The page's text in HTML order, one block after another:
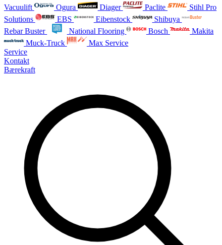
Vacuulift
Ogura Diager Paclite
Stihl Pro
Solutions
EBS Eibenstock
Shibuya
Rebar Buster
National Flooring Bosch
Makita
Muck-Truck
Max Service
Service
Kontakt
Bærekraft